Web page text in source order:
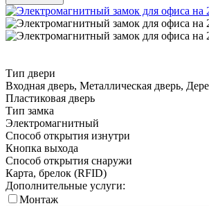
Тип двери
Входная дверь, Металлическая дверь,
Пластиковая дверь
Тип замка
Электромагнитный
Способ открытия изнутри
Кнопка выхода
Способ открытия снаружи
Карта, брелок (RFID)
Дополнительные услуги:
Монтаж